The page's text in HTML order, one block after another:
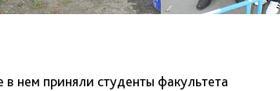
нем приняли студенты факультета